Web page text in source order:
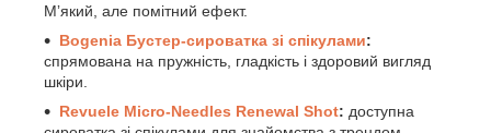
Мʼякий, але помітний ефект.
Bogenia Бустер-сироватка зі спікулами:
спрямована на пружність, гладкість і здоровий вигляд
шкіри.
Revuele Micro-Needles Renewal Shot: доступна